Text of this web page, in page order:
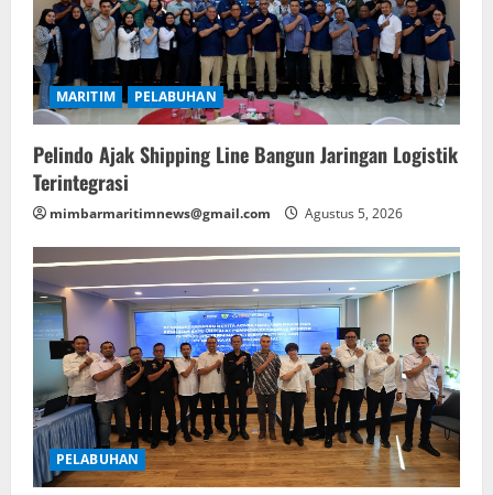
MARITIM PELABUHAN
Pelindo Ajak Shipping Line Bangun Jaringan Logistik
Terintegrasi
mimbarmaritimnews@gmail.com Agustus 5, 2026
PELABUHAN